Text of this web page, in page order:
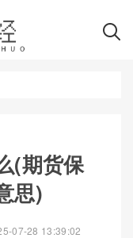
(期货保
思)
07-28 13:39:02